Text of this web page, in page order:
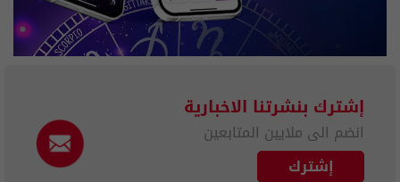
إشترك بنشرتنا الاخبارية
انضم الى ملايين المتابعين
إشترك